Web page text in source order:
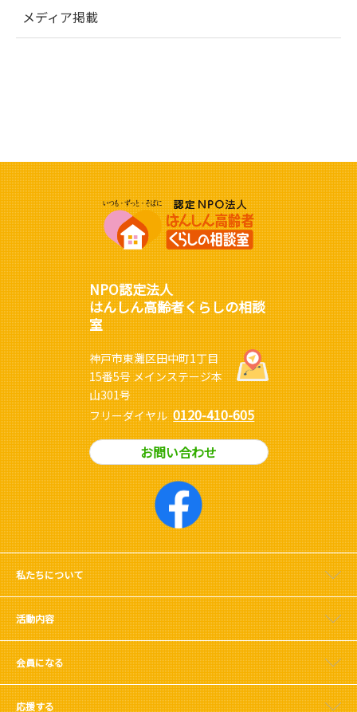
メディア掲載
NPO認定法人
はんしん高齢者くらしの相談
室
神戸市東灘区田中町1丁目
15番5号 メインステージ本
山301号
フリーダイヤル 0120-410-605
お問い合わせ
私たちについて
活動内容
会員になる
応援する